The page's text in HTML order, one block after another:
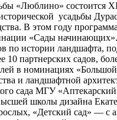
«Люблино» состоится
усадьбы
В этом году
«Сады
по истории ландшафта,
10 партнерских садов,
в номинациях
и ландшафтной
сада МГУ
школы дизайна
«Детский сад» — с